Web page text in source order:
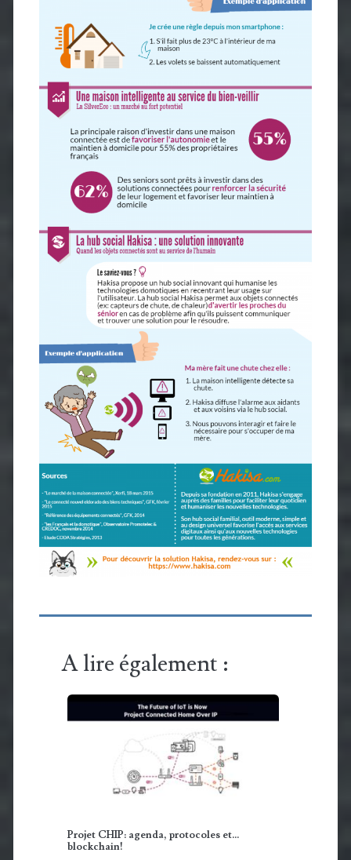
A lire également :
Projet CHIP: agenda, protocoles et...
blockchain!